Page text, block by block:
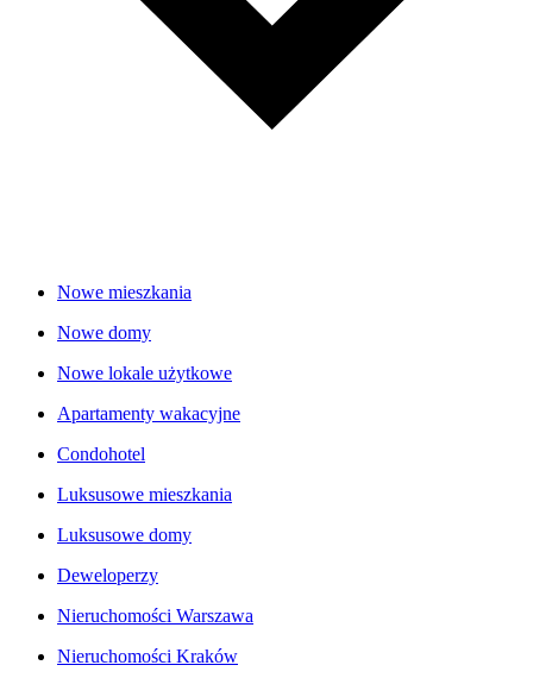
Nowe mieszkania
Nowe domy
Nowe lokale użytkowe
Apartamenty wakacyjne
Condohotel
Luksusowe mieszkania
Luksusowe domy
Deweloperzy
Nieruchomości Warszawa
Nieruchomości Kraków